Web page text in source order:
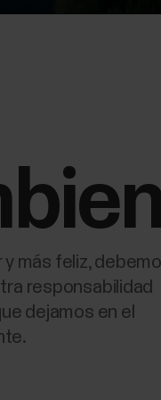
más feliz,
responsabilidad
dejamos en el